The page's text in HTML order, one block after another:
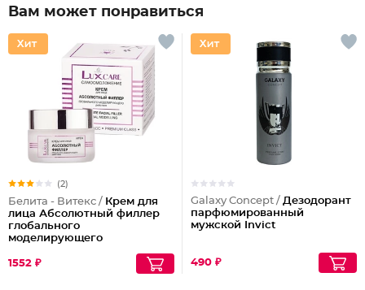
Вам может понравиться
(2)
Белита - Витекс / Крем для
лица Абсолютный филлер
глобального
моделирующего
1552 ₽
Galaxy Concept / Дезодорант
парфюмированный
мужской Invict
490 ₽